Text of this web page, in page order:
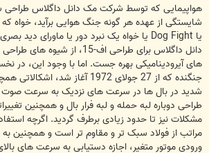
هواپیمایی که توسط شرکت مک دانل داگلاس طراحی
شایستگی از عهده هر گونه جنگ هوایی برآید، خواه که
دانل داگلاس برای طراحی اف-15، از
های آیرودینامیکی بهره جست. اما با وجود این، در
جنگنده که از 27 جولای 1972 آغاز شد،
شدید در بال ها در سرعت های نزدیک به سرعت صوت
طراحی دوباره لبه حمله و لبه فرار بال و همچنین
مشکلات نیز تا حدود زیادی برطرف گردید. اگرچه
مراتب از فولاد سبک تر و مقاوم تر است و همچنین به